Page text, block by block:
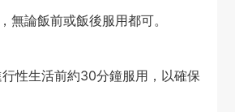
無論飯前或飯後服用都可。
性生活前約30分鐘服用，以確保